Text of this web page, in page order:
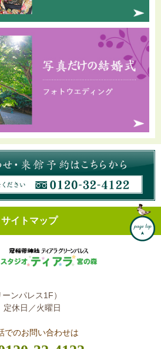
サイトマップ
ンパレス1F）
定休日／火曜日
でのお問い合わせは